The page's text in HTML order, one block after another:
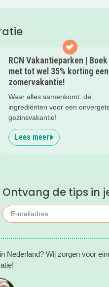
RCN Vakantieparken |
met tot wel 35% korting een
zomervakantie!
Waar alles samenkomt: de
ingrediënten voor een
gezinsvakantie!
Lees meer
Ontvang de tips in
Nederland? Wij zorgen voor